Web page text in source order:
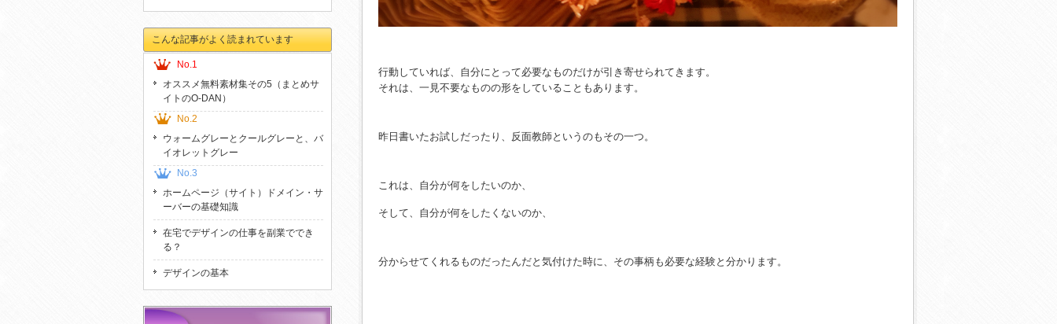
行動していれば、自分にとって必要なものだけが引き寄せられてきます。
それは、一見不要なものの形をしていることもあります。
昨日書いたお試しだったり、反面教師というのもその一つ。
これは、自分が何をしたいのか、
そして、自分が何をしたくないのか、
分からせてくれるものだったんだと気付けた時に、その事柄も必要な経験と分かります。
こんな記事がよく読まれています
No.1
オススメ無料素材集その5（まとめサ
イトのO-DAN）
No.2
ウォームグレーとクールグレーと、バ
イオレットグレー
No.3
ホームページ（サイト）ドメイン・サ
ーバーの基礎知識
在宅でデザインの仕事を副業ででき
る？
デザインの基本